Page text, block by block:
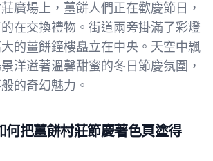
廣場上，薑餅人們正在歡慶節日，
在交換禮物。街道兩旁掛滿了彩燈
的薑餅鐘樓矗立在中央。天空中飄
洋溢著溫馨甜蜜的冬日節慶氛圍，
的奇幻魅力。
何把薑餅村莊節慶著色頁塗得